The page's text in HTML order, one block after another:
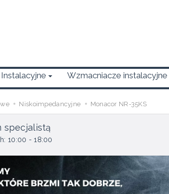
Instalacyjne Wzmacniacze instalacyjne
Niskoimpedancyjne Monacor NR-35KS
specjalistą
10:00 - 18:00